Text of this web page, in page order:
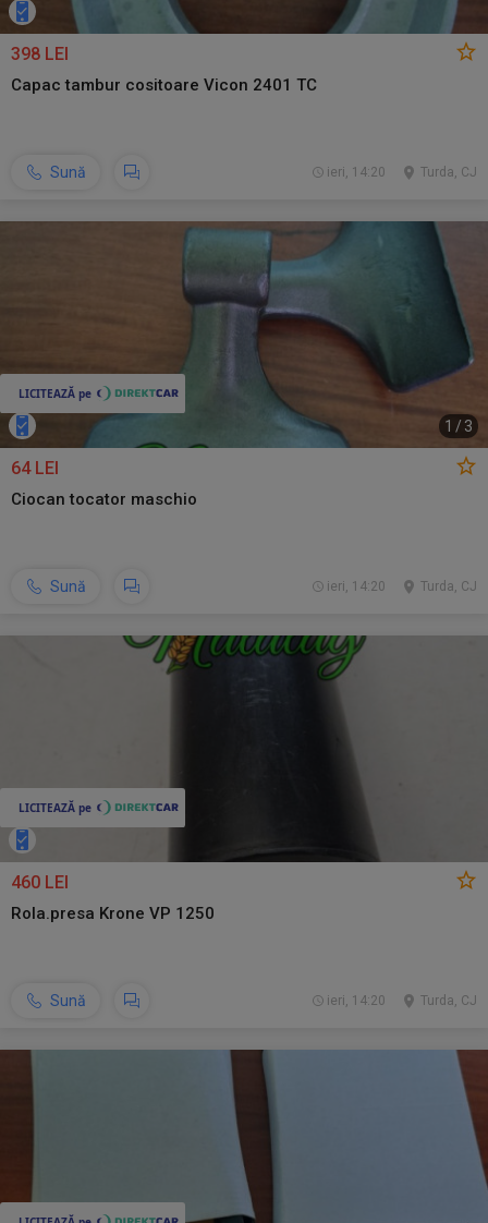
398 LEI
Capac tambur cositoare Vicon 2401 TC
Sună Turda, CJ
ieri, 14:20
1 / 3
64 LEI
Ciocan tocator maschio
Sună Turda, CJ
ieri, 14:20
460 LEI
Rola.presa Krone VP 1250
Sună Turda, CJ
ieri, 14:20